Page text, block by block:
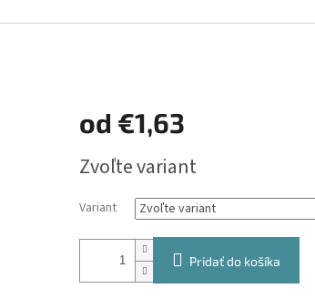
od €1,63
cena:
Zvoľte variant
Variant
Pridať do košíka